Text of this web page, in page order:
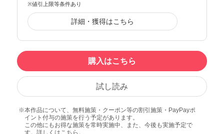
※値引上限等条件あり
詳細・獲得はこちら
購入はこちら
試し読み
本作品について、無料施策・クーポン等の割引施策・PayPayポ
イント付与の施策を行う予定があります。
この他にもお得な施策を常時実施中、また、今後も実施予定で
す。詳しくは こちら 。